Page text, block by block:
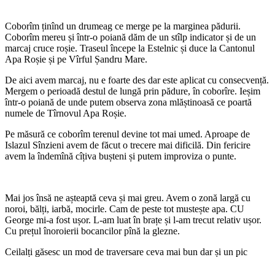
Coborîm ținînd un drumeag ce merge pe la marginea pădurii.
Coborîm mereu și într-o poiană dăm de un stîlp indicator și de un
marcaj cruce roșie. Traseul începe la Estelnic și duce la Cantonul
Apa Roșie și pe Vîrful Șandru Mare.
De aici avem marcaj, nu e foarte des dar este aplicat cu consecvență.
Mergem o perioadă destul de lungă prin pădure, în coborîre. Ieșim
într-o poiană de unde putem observa zona mlăștinoasă ce poartă
numele de Tîrnovul Apa Roșie.
Pe măsură ce coborîm terenul devine tot mai umed. Aproape de
Islazul Sînzieni avem de făcut o trecere mai dificilă. Din fericire
avem la îndemînă cîțiva bușteni și putem improviza o punte.
Mai jos însă ne așteaptă ceva și mai greu. Avem o zonă largă cu
noroi, bălți, iarbă, mocirle. Cam de peste tot mustește apa. CU
George mi-a fost ușor. L-am luat în brațe și l-am trecut relativ ușor.
Cu prețul înoroierii bocancilor pînă la glezne.
Ceilalți găsesc un mod de traversare ceva mai bun dar și un pic